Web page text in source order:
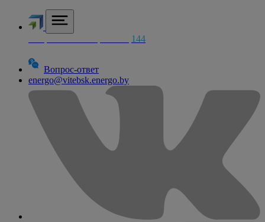
144
Вопрос-ответ
energo@vitebsk.energo.by